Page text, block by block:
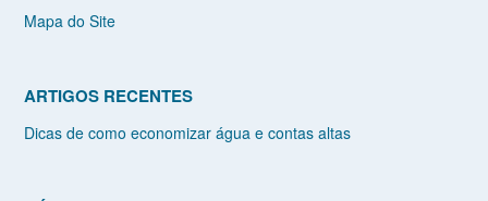
Mapa do Site
ARTIGOS RECENTES
Dicas de como economizar água e contas altas